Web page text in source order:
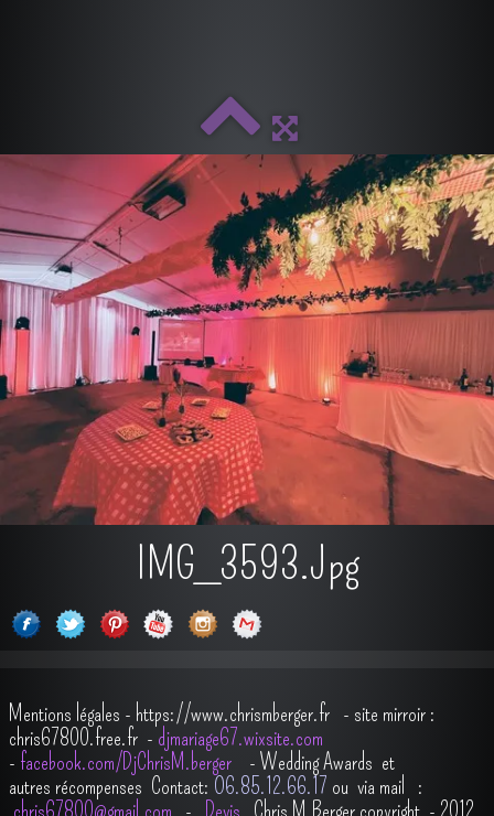
IMG_3593.jpg
Mentions légales - https://www.chrismberger.fr - site mirroir :
chris67800.free.fr - djmariage67.wixsite.com
- facebook.com/DjChrisM.berger - Wedding Awards et
autres récompenses Contact: O6.85.12.66.17 ou via mail :
chris67800@gmail.com - Devis Chris M.Berger copyright - 2012